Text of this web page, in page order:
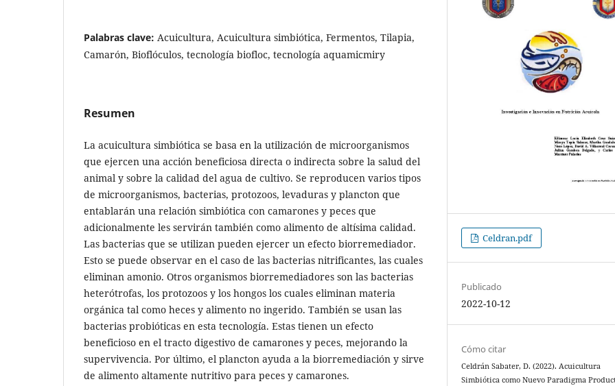
Palabras clave: Acuicultura, Acuicultura simbiótica, Fermentos, Tilapia,
Camarón, Bioflóculos, tecnología biofloc, tecnología aquamicmiry
Resumen
La acuicultura simbiótica se basa en la utilización de microorganismos
que ejercen una acción beneficiosa directa o indirecta sobre la salud del
animal y sobre la calidad del agua de cultivo. Se reproducen varios tipos
de microorganismos, bacterias, protozoos, levaduras y plancton que
entablarán una relación simbiótica con camarones y peces que
adicionalmente les servirán también como alimento de altísima calidad.
Las bacterias que se utilizan pueden ejercer un efecto biorremediador.
Esto se puede observar en el caso de las bacterias nitrificantes, las cuales
eliminan amonio. Otros organismos biorremediadores son las bacterias
heterótrofas, los protozoos y los hongos los cuales eliminan materia
orgánica tal como heces y alimento no ingerido. También se usan las
bacterias probióticas en esta tecnología. Estas tienen un efecto
beneficioso en el tracto digestivo de camarones y peces, mejorando la
supervivencia. Por último, el plancton ayuda a la biorremediación y sirve
de alimento altamente nutritivo para peces y camarones.
Celdran.pdf
Publicado
2022-10-12
Cómo citar
Celdrán Sabater, D. (2022). Acuicultura
Simbiótica como Nuevo Paradigma